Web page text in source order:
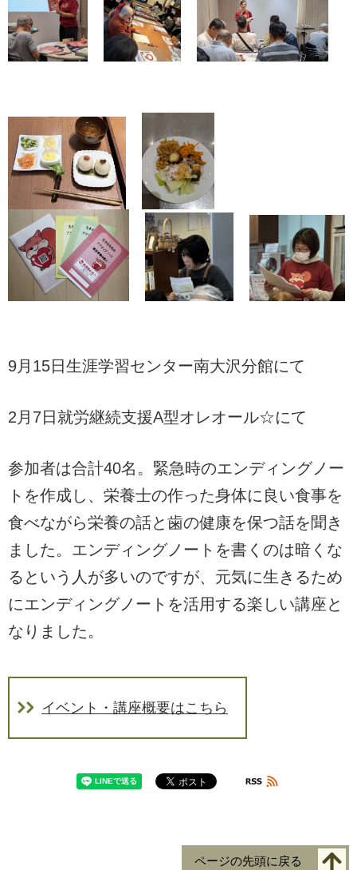
9月15日生涯学習センター南大沢分館にて
2月7日就労継続支援A型オレオール☆にて
参加者は合計40名。緊急時のエンディングノー
トを作成し、栄養士の作った身体に良い食事を
食べながら栄養の話と歯の健康を保つ話を聞き
ました。エンディングノートを書くのは暗くな
るという人が多いのですが、元気に生きるため
にエンディングノートを活用する楽しい講座と
なりました。
イベント・講座概要はこちら
ページの先頭に戻る